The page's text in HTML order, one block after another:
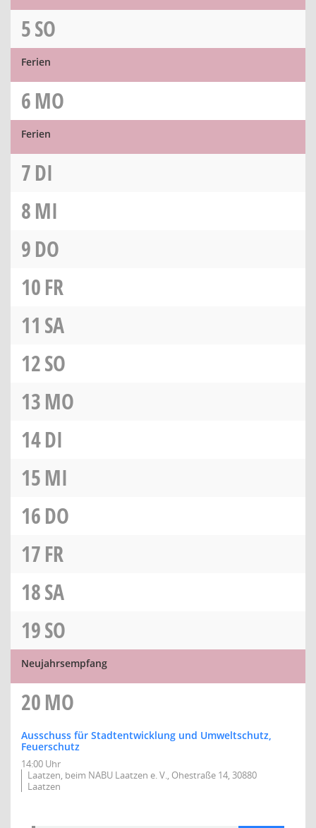
5SO
Ferien
6MO
Ferien
7DI
8MI
9DO
10FR
11 SA
12SO
13MO
14DI
15MI
16DO
17FR
18SA
19SO
Neujahrsempfang
20MO
Ausschuss für Stadtentwicklung und Umweltschutz,
Feuerschutz
14:00 Uhr
Laatzen, beim NABU Laatzen e. V., Ohestraße 14, 30880
Laatzen